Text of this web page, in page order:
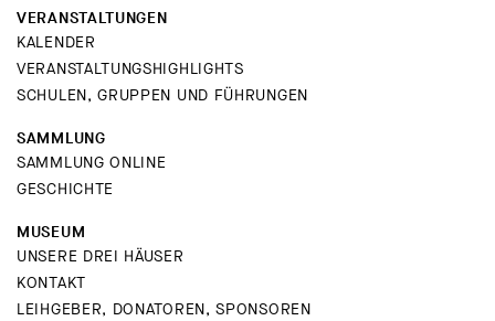
VERANSTALTUNGEN
KALENDER
VERANSTALTUNGSHIGHLIGHTS
SCHULEN, GRUPPEN UND FÜHRUNGEN
SAMMLUNG
SAMMLUNG ONLINE
GESCHICHTE
MUSEUM
UNSERE DREI HÄUSER
KONTAKT
LEIHGEBER, DONATOREN, SPONSOREN